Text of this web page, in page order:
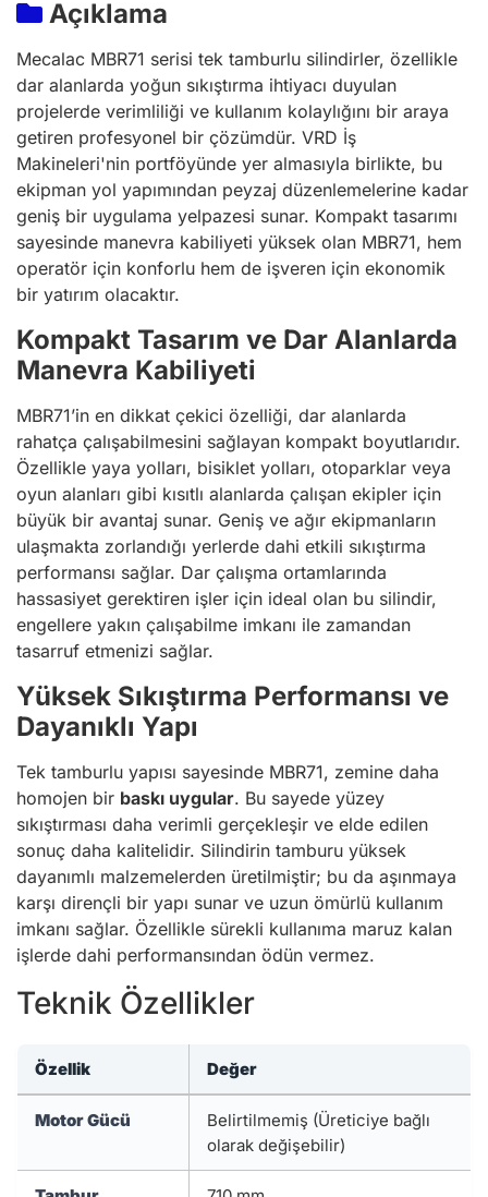
Açıklama
Mecalac MBR71 serisi tek tamburlu silindirler, özellikle
dar alanlarda yoğun sıkıştırma ihtiyacı duyulan
projelerde verimliliği ve kullanım kolaylığını bir araya
getiren profesyonel bir çözümdür. VRD İş
Makineleri'nin portföyünde yer almasıyla birlikte, bu
ekipman yol yapımından peyzaj düzenlemelerine kadar
geniş bir uygulama yelpazesi sunar. Kompakt tasarımı
sayesinde manevra kabiliyeti yüksek olan MBR71, hem
operatör için konforlu hem de işveren için ekonomik
bir yatırım olacaktır.
Kompakt Tasarım ve Dar Alanlarda
Manevra Kabiliyeti
MBR71’in en dikkat çekici özelliği, dar alanlarda
rahatça çalışabilmesini sağlayan kompakt boyutlarıdır.
Özellikle yaya yolları, bisiklet yolları, otoparklar veya
oyun alanları gibi kısıtlı alanlarda çalışan ekipler için
büyük bir avantaj sunar. Geniş ve ağır ekipmanların
ulaşmakta zorlandığı yerlerde dahi etkili sıkıştırma
performansı sağlar. Dar çalışma ortamlarında
hassasiyet gerektiren işler için ideal olan bu silindir,
engellere yakın çalışabilme imkanı ile zamandan
tasarruf etmenizi sağlar.
Yüksek Sıkıştırma Performansı ve
Dayanıklı Yapı
Tek tamburlu yapısı sayesinde MBR71, zemine daha
homojen bir baskı uygular. Bu sayede yüzey
sıkıştırması daha verimli gerçekleşir ve elde edilen
sonuç daha kalitelidir. Silindirin tamburu yüksek
dayanımlı malzemelerden üretilmiştir; bu da aşınmaya
karşı dirençli bir yapı sunar ve uzun ömürlü kullanım
imkanı sağlar. Özellikle sürekli kullanıma maruz kalan
işlerde dahi performansından ödün vermez.
Teknik Özellikler
Özellik Değer
Motor Gücü
Belirtilmemiş (Üreticiye bağlı
olarak değişebilir)